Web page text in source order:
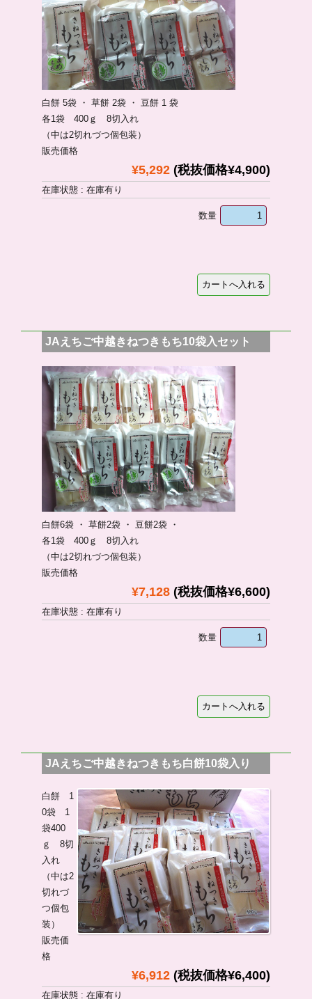
白餅 5袋 ・ 草餅 2袋 ・ 豆餅 1 袋
各1袋 400ｇ 8切入れ
（中は2切れづつ個包装）
販売価格
¥5,292 (税抜価格¥4,900)
在庫状態 : 在庫有り
数量
JAえちご中越きねつきもち10袋入セット
白餅6袋 ・ 草餅2袋 ・ 豆餅2袋 ・
各1袋 400ｇ 8切入れ
（中は2切れづつ個包装）
販売価格
¥7,128 (税抜価格¥6,600)
在庫状態 : 在庫有り
数量
JAえちご中越きねつきもち白餅10袋入り
白餅 1
0袋 1
袋400
ｇ 8切
入れ
（中は2
切れづ
つ個包
装）
販売価
格
¥6,912 (税抜価格¥6,400)
在庫状態 : 在庫有り